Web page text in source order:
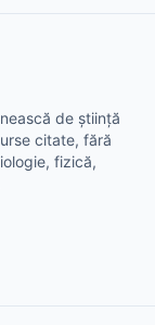
de știință
citate, fără
fizică,